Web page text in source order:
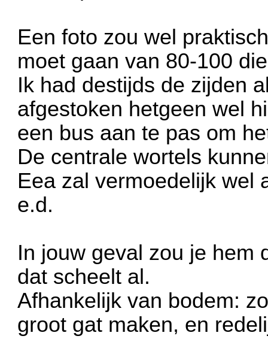
Een foto zou wel
moet gaan van 80-100
Ik had destijds de zijden
afgestoken hetgeen wel
een bus aan te pas om
De centrale wortels
Eea zal vermoedelijk wel
e.d.
In jouw geval zou je hem
dat scheelt al.
Afhankelijk van bodem:
groot gat maken, en